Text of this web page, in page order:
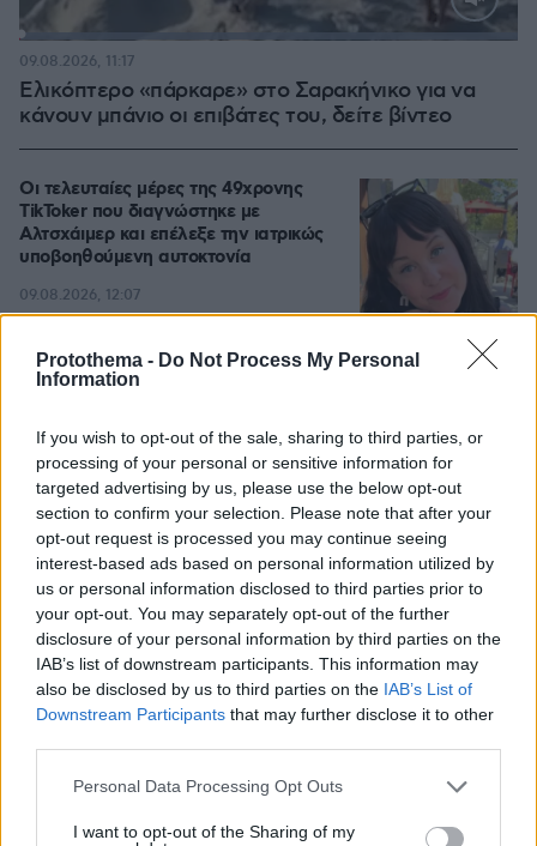
Protothema - Do Not Process My Personal
Information
If you wish to opt-out of the sale, sharing to third parties, or
processing of your personal or sensitive information for
targeted advertising by us, please use the below opt-out
section to confirm your selection. Please note that after your
opt-out request is processed you may continue seeing
interest-based ads based on personal information utilized by
us or personal information disclosed to third parties prior to
your opt-out. You may separately opt-out of the further
disclosure of your personal information by third parties on the
IAB’s list of downstream participants. This information may
also be disclosed by us to third parties on the IAB’s List of
Downstream Participants that may further disclose it to other
Please note that this website/app uses one or more Google
not limited to your visit or usage behaviour. You may click to
Personal Data Processing Opt Outs
I want to opt-out of the Sharing of my
Loaded
Ελικόπτερο «πάρκαρε» στο Σαρακήνικο για να
κάνουν μπάνιο οι επιβάτες του, δείτε βίντεο
09.08.2026, 11:17
Οι τελευταίες μέρες της 49χρονης
TikToker που διαγνώστηκε με
Αλτσχάιμερ και επέλεξε την ιατρικώς
υποβοηθούμενη αυτοκτονία
09.08.2026, 12:07
δολοφονήθηκαν μέσα σε λίγα λεπτά
09.08.2026, 08:33 25
Η Βαλέρια Χοψονίδου βάφτισε τον γιο
της στη Βουλιαγμένη, δείτε
φωτογραφίες
09.08.2026, 09:44 10
ανήλικη στο σπίτι του στα Χανιά, την